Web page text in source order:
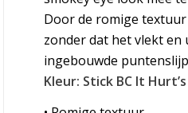
Door de romige
zonder dat het vlekt en
ingebouwde
Kleur: Stick BC It